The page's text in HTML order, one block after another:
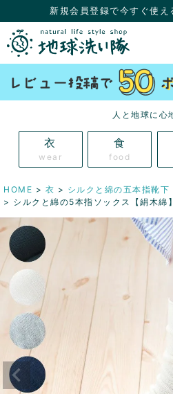
新規会員登録で今すぐ使
人と地球に心
衣
wear
食
food
HOME 衣
シルクと綿の五本指靴下
シルクと綿の5本指ソックス【絹木綿】